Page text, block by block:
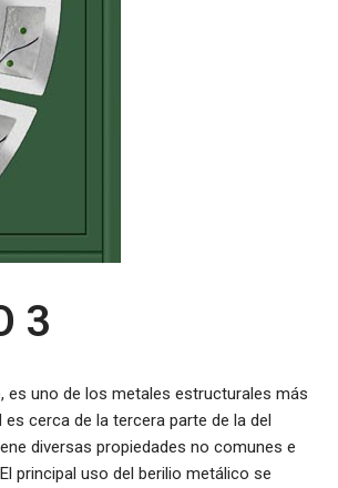
3
es uno de los metales estructurales más
es cerca de la tercera parte de la del
diversas propiedades no comunes e
principal uso del berilio metálico se